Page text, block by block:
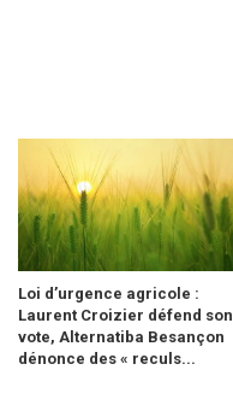
Loi d’urgence agricole :
Laurent Croizier défend son
vote, Alternatiba Besançon
dénonce des « reculs...